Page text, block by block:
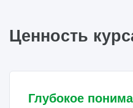
Ценность
Глубокое